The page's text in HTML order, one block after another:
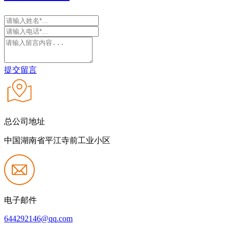
提交留言
总公司地址
中国湖南省平江寺前工业小区
电子邮件
644292146@qq.com